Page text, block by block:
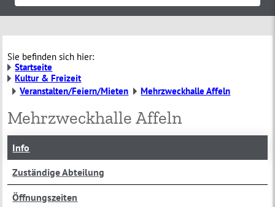
Sie befinden sich hier:
Startseite
Kultur & Freizeit
Veranstalten/Feiern/Mieten
Mehrzweckhalle Affeln
Mehrzweckhalle Affeln
Info
Zuständige Abteilung
Öffnungszeiten